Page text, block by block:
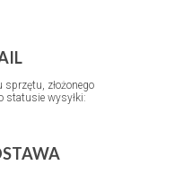
sprzętu, złożonego
statusie wysyłki: